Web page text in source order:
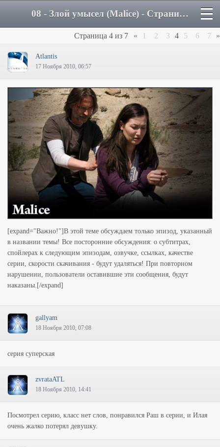
08 - Злой умысел (Malice) - Страница 4 - Форум
Страница 4 из 7 « 1 2 3 4 5 6 7 »
Atlantis
17 Ноября 2010, 06:57
[expand="Важно!"]В этой теме обсуждаем только эпизод, указанный
в названии темы! Все посторонние обсуждения: о субтитрах,
спойлерах к следующим эпизодам, озвучке, ссылках, качестве
серии, скорости скачивания - будут удаляться! При повторном
нарушении, пользователи оставившие эти сообщения, будут
наказаны.[/expand]
gallyam
18 Ноября 2010, 07:08
серия суперская
zvrataATL
18 Ноября 2010, 14:41
Посмотрел серию, класс нет слов, понравился Раш в серии, и Илая
очень жалко потерял девушку.